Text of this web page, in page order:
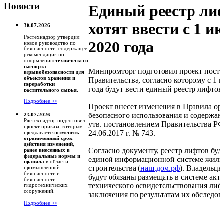
Новости
30.07.2026
Ростехнадзор утвердил
новое руководство по
безопасности, содержащее
рекомендации по
оформлению технического
паспорта
взрывобезопасности для
объектов хранения и
переработки
растительного сырья.
Подробнее >>
23.07.2026
Ростехнадзор подготовил
проект приказа, которым
предлагается отменить
ограниченный срок
действия изменений,
ранее внесенных в
федеральные нормы и
правила в области
промышленной
безопасности и
безопасности
гидротехнических
сооружений.
Подробнее >>
Единый реестр
хотят ввести с 1
2020 года
Минпромторг подготовил проект
Правительства, согласно которому с
года будут вести единый реестр
Проект внесет изменения в Правила
безопасного использования и
утв. постановлением Правительства
24.06.2017 г. № 743.
Согласно документу, реестр лифтов
единой информационной системе
строительства (наш.дом.рф).
будут обязаны размещать в системе
технического освидетельствования
заключения по результатам их